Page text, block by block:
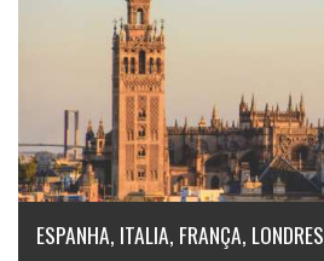
ESPANHA, ITALIA, FRANÇA, LONDRES